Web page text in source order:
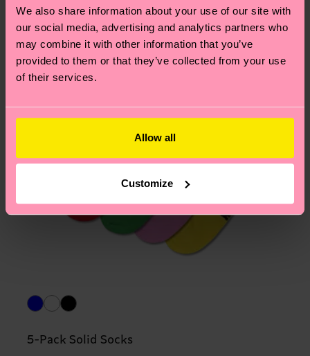
We also share information about your use of our site with
our social media, advertising and analytics partners who
may combine it with other information that you’ve
provided to them or that they’ve collected from your use
of their services.
Allow all
Customize
Hilfebereich im Artikel Retouren findest du die
am häufigsten gestellten Fragen.
5-Pack Solid Socks